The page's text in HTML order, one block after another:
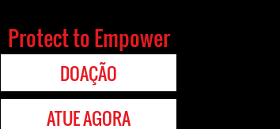
Protect to Empower
DOAÇÃO
ATUE AGORA